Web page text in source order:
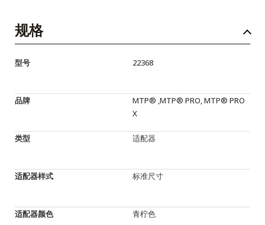
规格
型号 22368
品牌
MTP® ,MTP® PRO, MTP® PRO
X
类型 适配器
适配器样式 标准尺寸
适配器颜色 青柠色